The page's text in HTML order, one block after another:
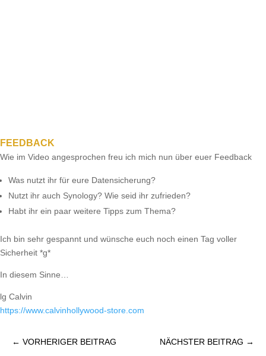
FEEDBACK
Wie im Video angesprochen freu ich mich nun über euer Feedback
Was nutzt ihr für eure Datensicherung?
Nutzt ihr auch Synology? Wie seid ihr zufrieden?
Habt ihr ein paar weitere Tipps zum Thema?
Ich bin sehr gespannt und wünsche euch noch einen Tag voller
Sicherheit *g*
In diesem Sinne…
lg Calvin
https://​www.calvinhollywood-store.com
← VORHERIGER BEITRAG NÄCHSTER BEITRAG →